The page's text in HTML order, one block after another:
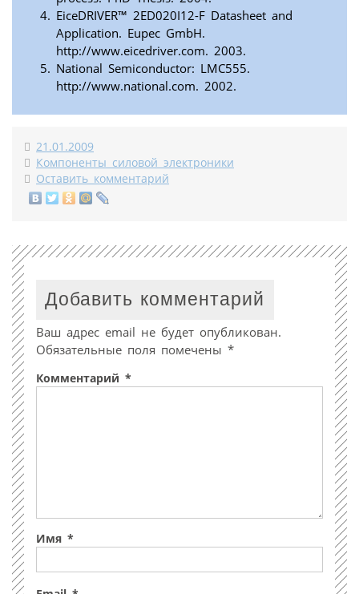
EiceDRIVER™ 2ED020I12-F Datasheet and
Application. Eupec GmbH.
http://www.eicedriver.com. 2003.
National Semiconductor: LMC555.
http://www.national.com. 2002.
21.01.2009
Компоненты силовой электроники
Оставить комментарий
Добавить комментарий
Ваш адрес email не будет опубликован.
Обязательные поля помечены *
Комментарий *
Имя *